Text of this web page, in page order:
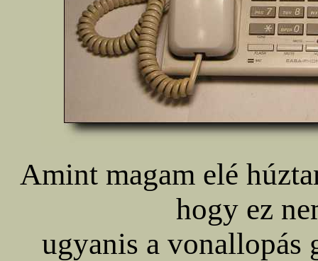
Amint magam elé
hogy ez
ugyanis a vonallopás